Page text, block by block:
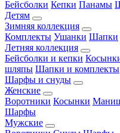
Бейсболки Кепки Панамы
Детям
Зимняя коллекция
Комплекты Ушанки Шапки
Летняя коллекция
Бейсболки и кепки
шляпы Шапки и комплекты
Шарфы и снуды
Женские
Воротники Косынки
Шарфы
Мужские